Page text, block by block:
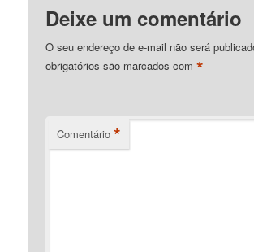
Deixe um comentário
O seu endereço de e-mail não será
obrigatórios são marcados com*
Comentário *